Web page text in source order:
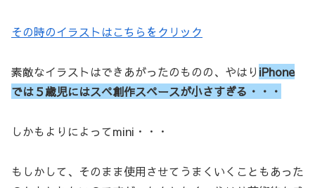
その時のイラストはこちらをクリック
素敵なイラストはできあがったのものの、やはり iPhone
では５歳児にはスペ創作スペースが小さすぎる・・・
しかもよりによってmini・・・
もしかして、そのまま使用させてうまくいくこともあった